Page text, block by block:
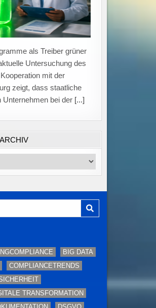
und
Zahl unbesetzter
ist die Übernahmequote
auf 75 Prozent gefallen,
ARCHIV
BIG DATA
COMPLIANCETRENDS
TRANSFORMATION